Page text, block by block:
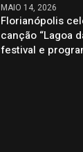
MAIO 14, 2026
Florianópolis
canção “Lagoa
festival e